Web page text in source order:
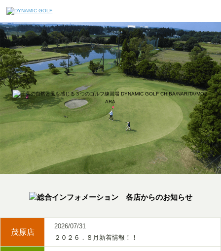
茂原店
2026/07/31
２０２６．８月新着情報！！